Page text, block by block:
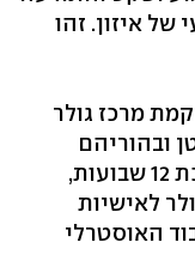
איזון. זהו
מרכז גולר
ובהוריהם
בתוכנית מיוחדת עם מגורים הנמשכת 12 שבועות,
לאישיות
באות הכבוד האוסטרלי